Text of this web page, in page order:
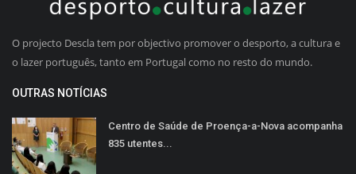
O projecto Descla tem por objectivo promover o desporto, a cultura e
o lazer português, tanto em Portugal como no resto do mundo.
OUTRAS NOTÍCIAS
Centro de Saúde de Proença-a-Nova acompanha
835 utentes...